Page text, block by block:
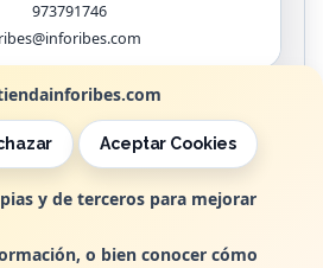
Aceptar Cookies
y de terceros para mejorar
o bien conocer cómo
973791746
ribes@inforibes.com
Horario
/ 17:00pm - 20:00pm
- C.I.F.: B25362799 - Tfno: